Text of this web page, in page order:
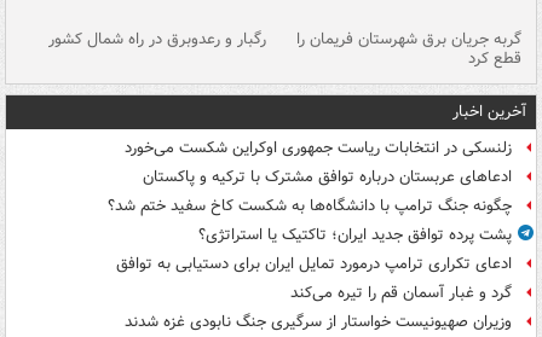
گربه جریان برق شهرستان فریمان را
قطع کرد
رگبار و رعدوبرق در راه شمال کشور
آخرین اخبار
زلنسکی در انتخابات ریاست جمهوری اوکراین شکست می‌خورد
ادعاهای عربستان درباره توافق مشترک با ترکیه و پاکستان
چگونه جنگ ترامپ با دانشگاه‌ها به شکست کاخ سفید ختم شد؟
پشت پرده توافق جدید ایران؛ تاکتیک یا استراتژی؟
ادعای تکراری ترامپ درمورد تمایل ایران برای دستیابی به توافق
گرد و غبار آسمان قم را تیره می‌کند
وزیران صهیونیست خواستار از سرگیری جنگ نابودی غزه شدند